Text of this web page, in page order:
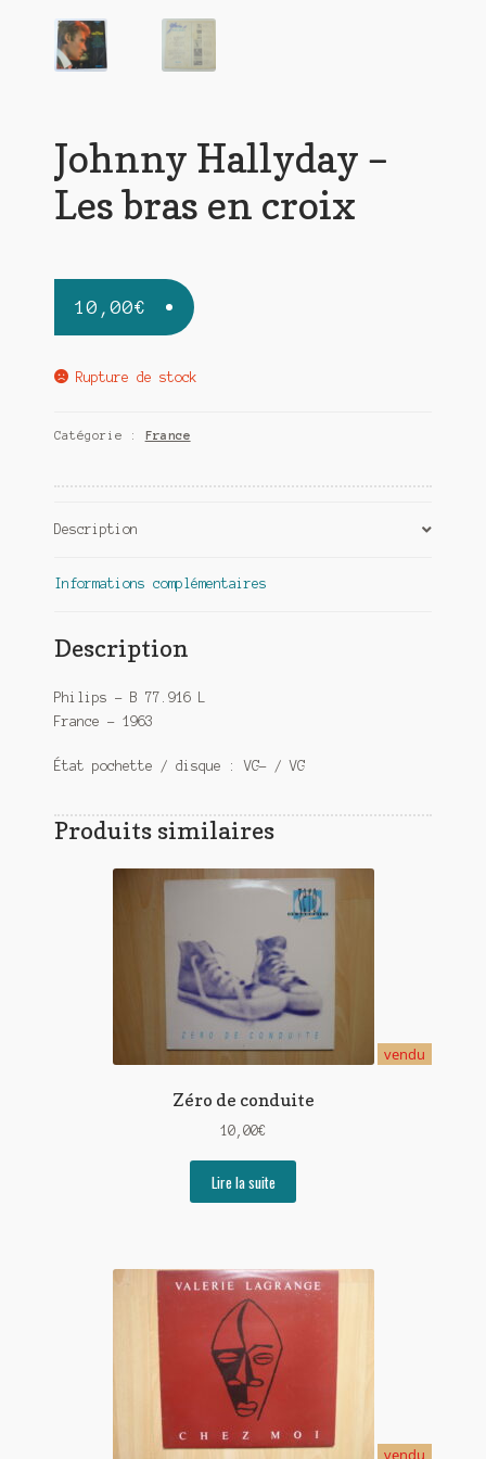
Johnny Hallyday –
Les bras en croix
10,00€
Rupture de stock
Catégorie : France
Description
Informations complémentaires
Description
Philips – B 77.916 L
France – 1963
État pochette / disque : VG- / VG
Produits similaires
vendu
Zéro de conduite
10,00€
Lire la suite